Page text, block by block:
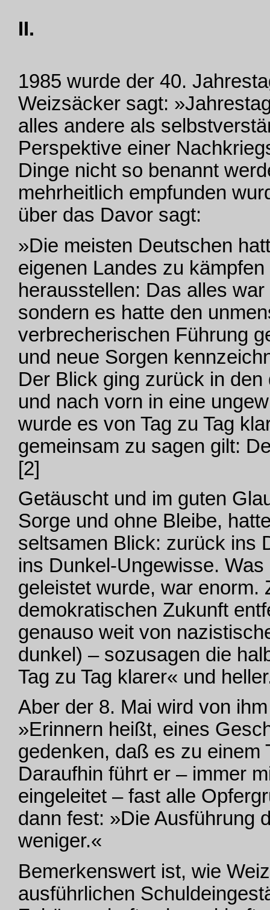
II.
1985 wurde der 40.
Weizsäcker sagt:
alles andere als
Perspektive einer
Dinge nicht so benannt
mehrheitlich empfunden
über das Davor sagt:
»Die meisten Deutschen
eigenen Landes zu
herausstellen: Das alles
sondern es hatte den
verbrecherischen Führung
und neue Sorgen
Der Blick ging zurück in
und nach vorn in eine
wurde es von Tag zu Tag
gemeinsam zu sagen gilt:
[2]
Getäuscht und im guten
Sorge und ohne Bleibe,
seltsamen Blick: zurück ins
ins Dunkel-Ungewisse.
geleistet wurde, war enorm.
demokratischen Zukunft
genauso weit von
dunkel) – sozusagen die
Tag zu Tag klarer« und
Aber der 8. Mai wird von
»Erinnern heißt, eines
gedenken, daß es zu einem
Daraufhin führt er – immer
eingeleitet – fast alle
dann fest: »Die Ausführung
weniger.«
Bemerkenswert ist, wie
ausführlichen